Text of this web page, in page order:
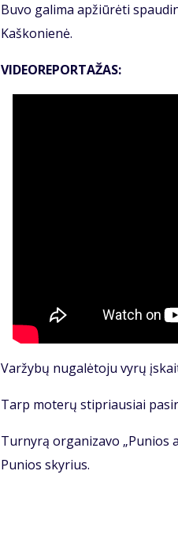
Buvo galima apžiūrėti
Kaškonienė.
VIDEOREPORTAŽAS:
Varžybų nugalėtoju vyrų
Tarp moterų stipriausiai
Turnyrą organizavo „Punios
Punios skyrius.